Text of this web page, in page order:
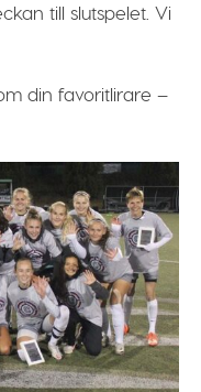
till slutspelet. Vi
din favoritlirare –